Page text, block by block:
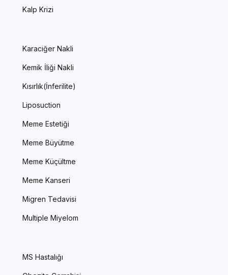
Kalp Krizi
Karaciğer Nakli
Kemik İliği Nakli
Kısırlık(İnferilite)
Liposuction
Meme Estetiği
Meme Büyütme
Meme Küçültme
Meme Kanseri
Migren Tedavisi
Multiple Miyelom
MS Hastalığı